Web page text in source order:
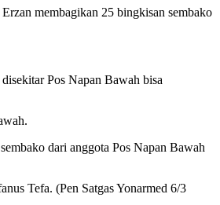
membagikan 25 bingkisan sembako
Pos Napan Bawah bisa
dari anggota Pos Napan Bawah
Tefa. (Pen Satgas Yonarmed 6/3